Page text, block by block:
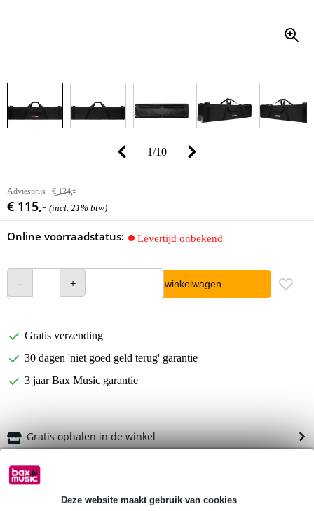
Deze website maakt gebruik van cookies
1/10
Adviesprijs € 124,-
€ 115,- (incl. 21% btw)
Online voorraadstatus: Levertijd onbekend
In winkelwagen
Gratis verzending
30 dagen 'niet goed geld terug' garantie
3 jaar Bax Music garantie
Gratis ophalen in de winkel
Productinformatie
model: GP-HDWE-1246W